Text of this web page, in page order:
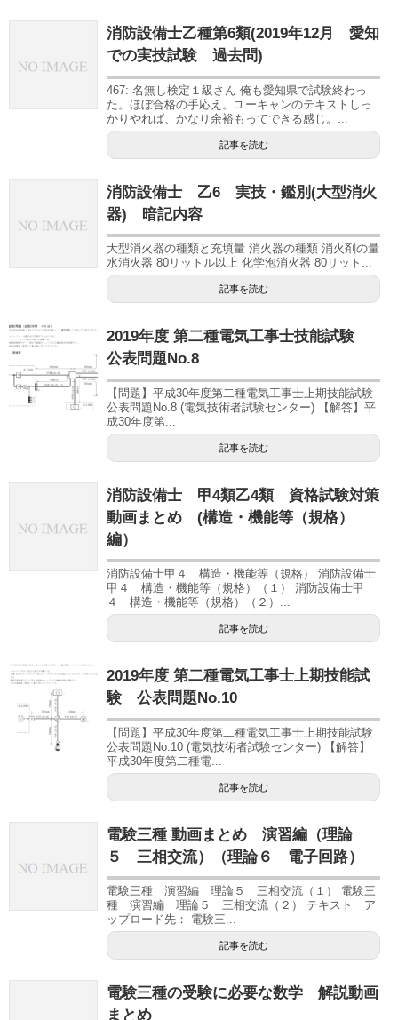
消防設備士乙種第6類(2019年12月 愛知
での実技試験 過去問)
467: 名無し検定１級さん 俺も愛知県で試験終わっ
た。ほぼ合格の手応え。ユーキャンのテキストしっ
かりやれば、かなり余裕もってできる感じ。...
記事を読む
消防設備士 乙6 実技・鑑別(大型消火
器) 暗記内容
大型消火器の種類と充填量 消火器の種類 消火剤の量
水消火器 80リットル以上 化学泡消火器 80リット...
記事を読む
2019年度 第二種電気工事士技能試験
公表問題No.8
【問題】平成30年度第二種電気工事士上期技能試験
公表問題No.8 (電気技術者試験センター) 【解答】平
成30年度第...
記事を読む
消防設備士 甲4類乙4類 資格試験対策
動画まとめ (構造・機能等（規格）
編）
消防設備士甲４ 構造・機能等（規格） 消防設備士
甲４ 構造・機能等（規格）（１） 消防設備士甲
４ 構造・機能等（規格）（２）...
記事を読む
2019年度 第二種電気工事士上期技能試
験 公表問題No.10
【問題】平成30年度第二種電気工事士上期技能試験
公表問題No.10 (電気技術者試験センター) 【解答】
平成30年度第二種電...
記事を読む
電験三種 動画まとめ 演習編（理論
５ 三相交流）（理論６ 電子回路）
電験三種 演習編 理論５ 三相交流（１） 電験三
種 演習編 理論５ 三相交流（２） テキスト ア
ップロード先： 電験三...
記事を読む
電験三種の受験に必要な数学 解説動画
まとめ